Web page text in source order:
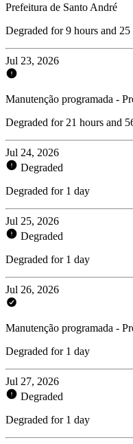
Prefeitura de Santo André
Degraded for 9 hours and 25
Jul 23, 2026
Manutenção programada -
Degraded for 21 hours and
Jul 24, 2026
Degraded
Degraded for 1 day
Jul 25, 2026
Degraded
Degraded for 1 day
Jul 26, 2026
Manutenção programada -
Degraded for 1 day
Jul 27, 2026
Degraded
Degraded for 1 day